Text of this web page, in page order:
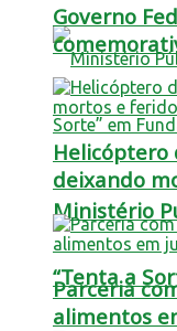
Ministério
“Tenta a
Governo
Helicóptero
deixando
Parceria
alimentos